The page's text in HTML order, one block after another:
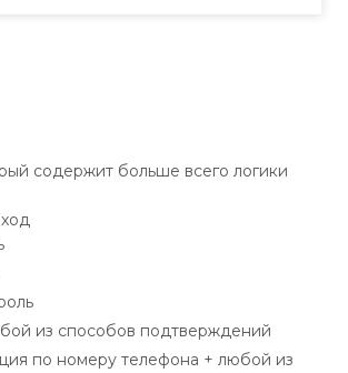
содержит больше всего логики
из способов подтверждений
по номеру телефона + любой из